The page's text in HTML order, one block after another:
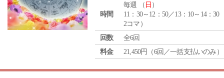
時間
毎週 （ 日 ）
11：30～12：50／13：10～14：30
2コマ）
回数
全6回
料金
21,450円（6回／一括支払いのみ）